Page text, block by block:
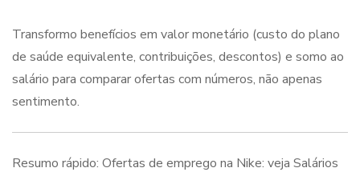
Transformo benefícios em valor monetário (custo do plano
de saúde equivalente, contribuições, descontos) e somo ao
salário para comparar ofertas com números, não apenas
sentimento.
Resumo rápido: Ofertas de emprego na Nike: veja Salários